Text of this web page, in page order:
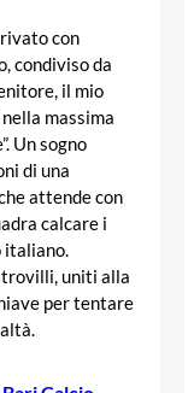
con
condiviso da
il mio
massima
Un sogno
di una
attende con
calcare i
italiano.
uniti alla
per tentare